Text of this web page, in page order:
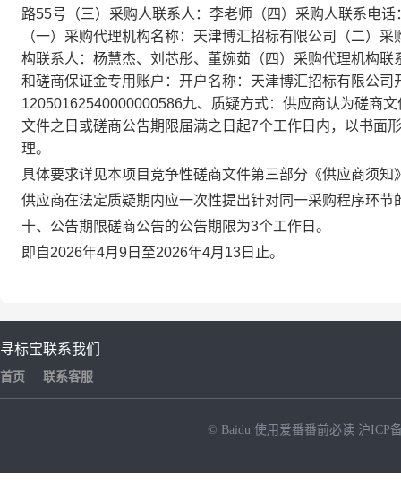
路55号（三）采购人联系人：李老师（四）采购人联系电
（一）采购代理机构名称：天津博汇招标有限公司（二）
构联系人：杨慧杰、刘芯彤、董婉茹（四）采购代理机构
和磋商保证金专用账户：开户名称：天津博汇招标有限公
12050162540000000586九、质疑方式：供应商认为磋商
文件之日或磋商公告期限届满之日起7个工作日内，以书面
理。
具体要求详见本项目竞争性磋商文件第三部分《供应商须知
供应商在法定质疑期内应一次性提出针对同一采购程序环节
十、公告期限磋商公告的公告期限为3个工作日。
即自2026年4月9日至2026年4月13日止。
寻标宝
首页
联系我们
联系客服
© Baidu 使用爱番番前必读 沪ICP